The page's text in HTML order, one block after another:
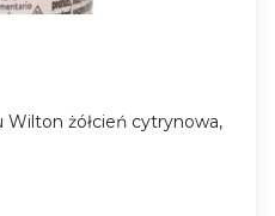
Wilton żółcień cytrynowa,